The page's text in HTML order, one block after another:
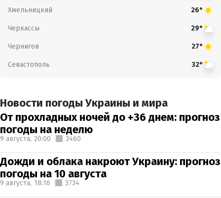
Хмельницкий 26°
Черкассы 29°
Чернигов 27°
Севастополь 32°
Новости погоды Украины и мира
От прохладных ночей до +36 днем: прогноз
погоды на неделю
9 августа, 20:00 3460
Дожди и облака накроют Украину: прогноз
погоды на 10 августа
9 августа, 18:16 3734